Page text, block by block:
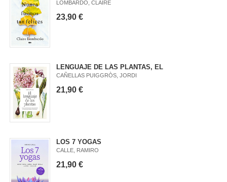
LOMBARDO, CLAIRE
23,90 €
LENGUAJE DE LAS PLANTAS, EL
CAÑELLAS PUIGGRÒS, JORDI
21,90 €
LOS 7 YOGAS
CALLE, RAMIRO
21,90 €